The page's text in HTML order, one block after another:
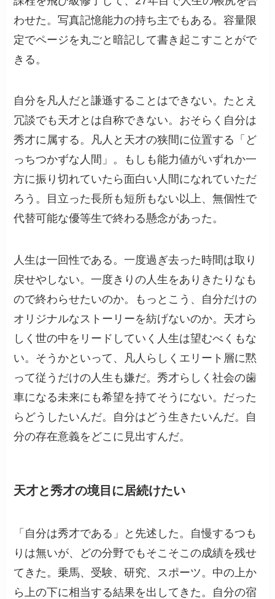
わせた。写真記憶能力の持ち主でもある。容量限
定でページを丸ごと暗記して書き起こすことがで
きる。
自分を凡人だと謙遜することはできない。たとえ
冗談でも天才とは自称できない。おそらく自分は
秀才に属する。凡人と天才の狭間に位置する「ど
っちつかずな人間」。もしも能力値がいずれか一
方に振り切れていたら面白い人間になれていただ
ろう。目立った長所も短所もない以上、無個性で
代替可能な優等生で終わる懸念があった。
人生は一回性である。一度過ぎ去った時間は取り
戻せやしない。一度きりの人生をありきたりなも
ので終わらせたいのか。もっとこう、自分だけの
オリジナルなストーリーを紡げないのか。天才ら
しく世の中をリードしていく人生は望むべくもな
い。そうかといって、凡人らしくエリート層に黙
って従うだけの人生も嫌だ。秀才らしく社会の歯
車になる未来にも希望を持てそうにない。だった
らどうしたいんだ。自分はどう生きたいんだ。自
分の存在意義をどこに見出すんだ。
天才と秀才の境目に居続けたい
「自分は秀才である」と先述した。自慢するつも
りは無いが、どの分野でもそこそこの成績を残せ
てきた。乗馬、受験、研究、スポーツ。中の上か
ら上の下に相当する結果を出してきた。自分の宿